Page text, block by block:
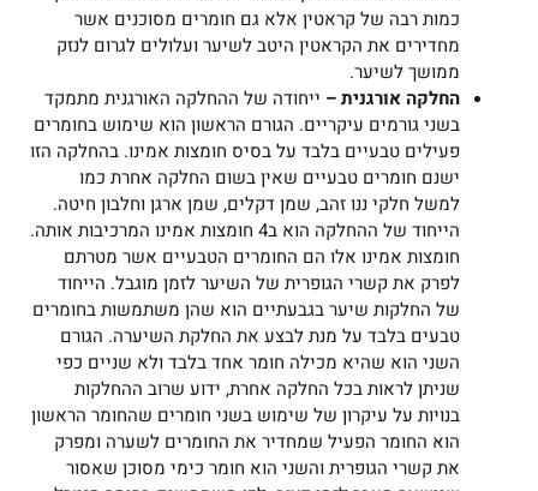
כמות רבה של קראטין אלא גם חומרים מסוכנים אשר
מחדירים את הקראטין היטב לשיער ועלולים לגרום לנזק
ממושך לשיער.
החלקה אורגנית – ייחודה של ההחלקה האורגנית מתמקד
בשני גורמים עיקריים. הגורם הראשון הוא שימוש בחומרים
פעילים טבעיים בלבד על בסיס חומצות אמינו. בהחלקה הזו
ישנם חומרים טבעיים שאין בשום החלקה אחרת כמו
למשל חלקי ננו זהב, שמן דקלים, שמן ארגן וחלבון חיטה.
הייחוד של ההחלקה הוא ב4 חומצות אמינו המרכיבות אותה.
חומצות אמינו אלו הם החומרים הטבעיים אשר מטרתם
לפרק את קשרי הגופרית של השיער לזמן מוגבל. הייחוד
של החלקות שיער בגבעתיים הוא שהן משתמשות בחומרים
טבעים בלבד על מנת לבצע את החלקת השיערה. הגורם
השני הוא שהיא מכילה חומר אחד בלבד ולא שניים כפי
שניתן לראות בכל החלקה אחרת, ידוע שרוב ההחלקות
בנויות על עיקרון של שימוש בשני חומרים שהחומר הראשון
הוא החומר הפעיל שמחדיר את החומרים לשערה ומפרק
את קשרי הגופרית והשני הוא חומר כימי מסוכן שאסור